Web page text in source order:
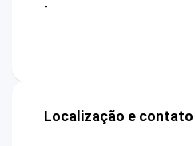
-
Localização e